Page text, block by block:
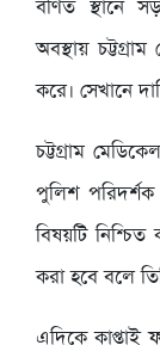
বর্ণিত স্থানে
অবস্থায়
করে। সেখানে
চট্টগ্রাম
পুলিশ
বিষয়টি
করা হবে বলে
এদিকে কাপ্তাই